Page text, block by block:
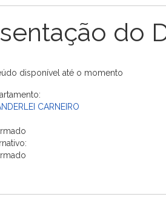
do
disponível até o momento
CARNEIRO